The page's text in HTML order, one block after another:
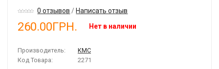
0 отзывов /Написать отзыв
260.00ГРН. Нет в наличии
Производитель:
KMC
Код Товара:
2271